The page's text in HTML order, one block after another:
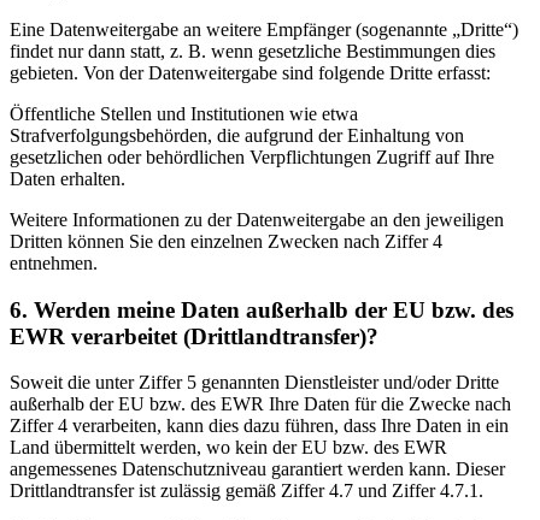
Eine Datenweitergabe an weitere Empfänger (sogenannte „Dritte“)
findet nur dann statt, z. B. wenn gesetzliche Bestimmungen dies
gebieten. Von der Datenweitergabe sind folgende Dritte erfasst:
Öffentliche Stellen und Institutionen wie etwa
Strafverfolgungsbehörden, die aufgrund der Einhaltung von
gesetzlichen oder behördlichen Verpflichtungen Zugriff auf Ihre
Daten erhalten.
Weitere Informationen zu der Datenweitergabe an den jeweiligen
Dritten können Sie den einzelnen Zwecken nach Ziffer 4
entnehmen.
6. Werden meine Daten außerhalb der EU bzw. des
EWR verarbeitet (Drittlandtransfer)?
Soweit die unter Ziffer 5 genannten Dienstleister und/oder Dritte
außerhalb der EU bzw. des EWR Ihre Daten für die Zwecke nach
Ziffer 4 verarbeiten, kann dies dazu führen, dass Ihre Daten in ein
Land übermittelt werden, wo kein der EU bzw. des EWR
angemessenes Datenschutzniveau garantiert werden kann. Dieser
Drittlandtransfer ist zulässig gemäß Ziffer 4.7 und Ziffer 4.7.1.